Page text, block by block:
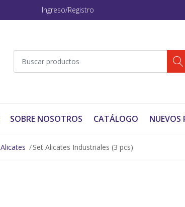
Ingreso/Registro
SOBRE NOSOTROS CATÁLOGO NUEVOS
Alicates Set Alicates Industriales (3 pcs)